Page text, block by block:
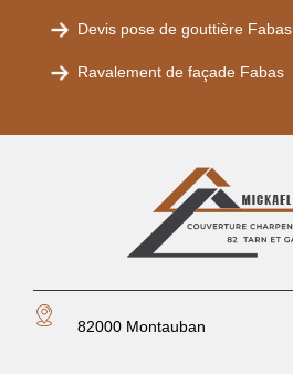
Devis pose de gouttière Fabas
Ravalement de façade Fabas
82000 Montauban